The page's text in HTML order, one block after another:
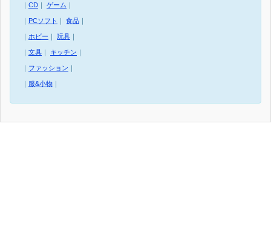
｜ CD ｜ ゲーム ｜
｜ PCソフト ｜ 食品 ｜
｜ ホビー ｜ 玩具 ｜
｜ 文具 ｜ キッチン ｜
｜ ファッション ｜
｜ 服&小物 ｜